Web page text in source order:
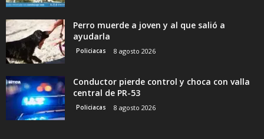
Perro muerde a joven y al que salió a
ayudarla
Policiacas 8 agosto 2026
Conductor pierde control y choca con valla
central de PR-53
Policiacas 8 agosto 2026